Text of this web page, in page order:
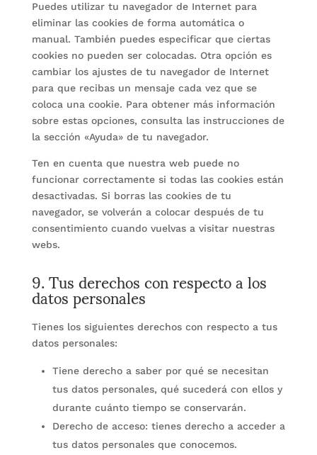
Puedes utilizar tu navegador de Internet para
eliminar las cookies de forma automática o
manual. También puedes especificar que ciertas
cookies no pueden ser colocadas. Otra opción es
cambiar los ajustes de tu navegador de Internet
para que recibas un mensaje cada vez que se
coloca una cookie. Para obtener más información
sobre estas opciones, consulta las instrucciones de
la sección «Ayuda» de tu navegador.
Ten en cuenta que nuestra web puede no
funcionar correctamente si todas las cookies están
desactivadas. Si borras las cookies de tu
navegador, se volverán a colocar después de tu
consentimiento cuando vuelvas a visitar nuestras
webs.
9. Tus derechos con respecto a los
datos personales
Tienes los siguientes derechos con respecto a tus
datos personales:
Tiene derecho a saber por qué se necesitan
tus datos personales, qué sucederá con ellos y
durante cuánto tiempo se conservarán.
Derecho de acceso: tienes derecho a acceder a
tus datos personales que conocemos.